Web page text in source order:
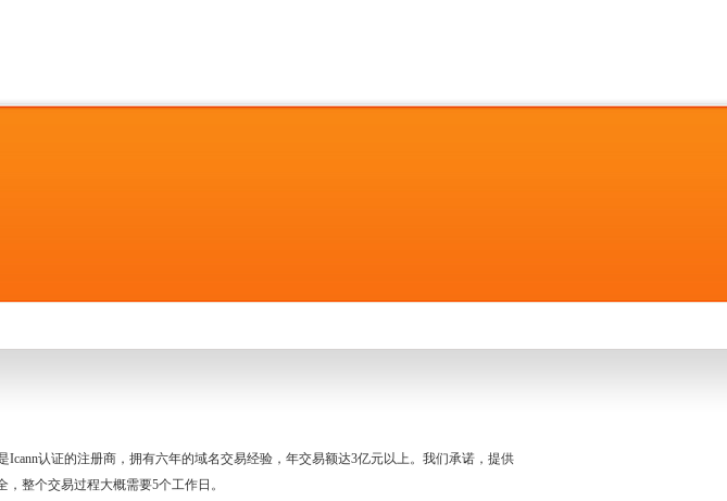
认证的注册商，拥有六年的域名交易经验，年交易额达3亿元以上。我们承诺，提供
整个交易过程大概需要5个工作日。